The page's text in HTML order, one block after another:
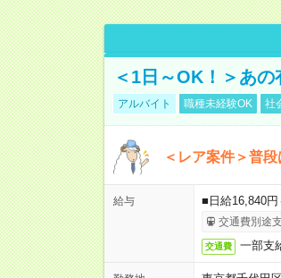
＜1日～OK！＞あ
アルバイト 職種未経験OK 社
＜レア案件＞普
給与 ■日給16,840
交通費別途
交通費 一部支